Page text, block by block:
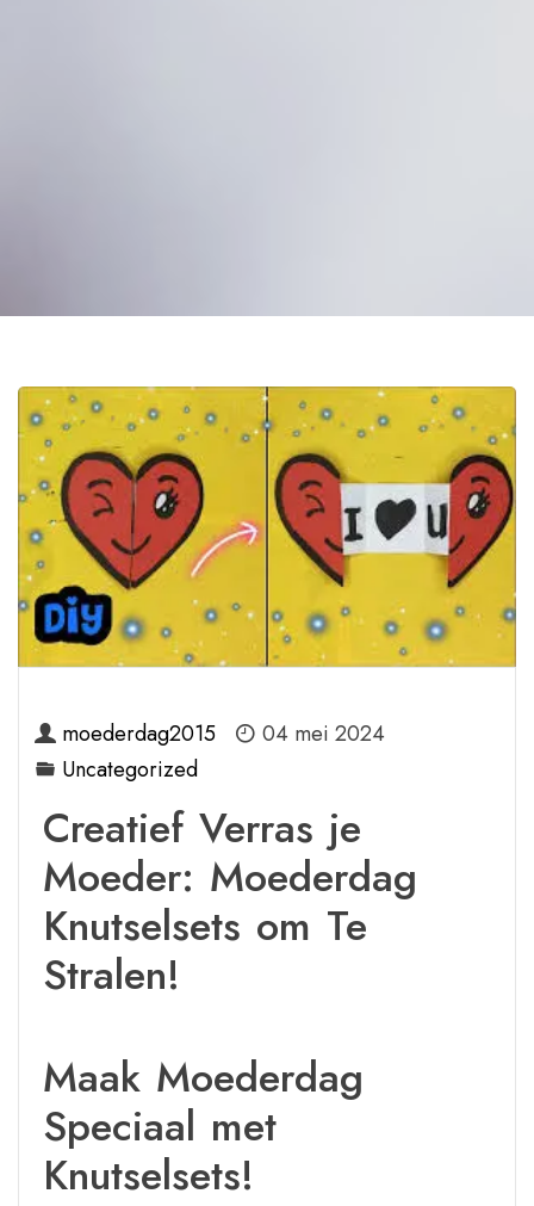
moederdag2015
04 mei 2024
Uncategorized
Creatief Verras je
Moeder: Moederdag
Knutselsets om Te
Stralen!
Maak Moederdag
Speciaal met
Knutselsets!